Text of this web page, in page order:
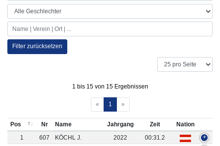
Filter zurücksetzen
1 bis 15 von 15 Ergebnissen
« 1 »
Pos Nr Name Jahrgang Zeit
Nation
1
607 KÖCHL J. 2022 00:31.2
+